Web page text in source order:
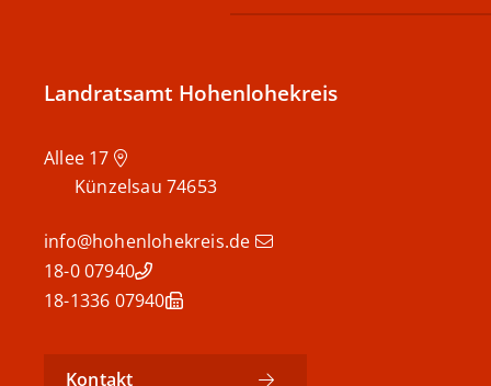
Landratsamt Hohenlohekreis
74653
Künzelsau
info@hohenlohekreis.de
07940 18-0
07940 18-1336
Kontakt